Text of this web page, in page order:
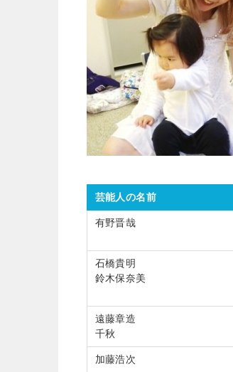
芸能人の名前
有野晋哉
石橋貴明
鈴木保奈美
遠藤章造
千秋
加藤浩次